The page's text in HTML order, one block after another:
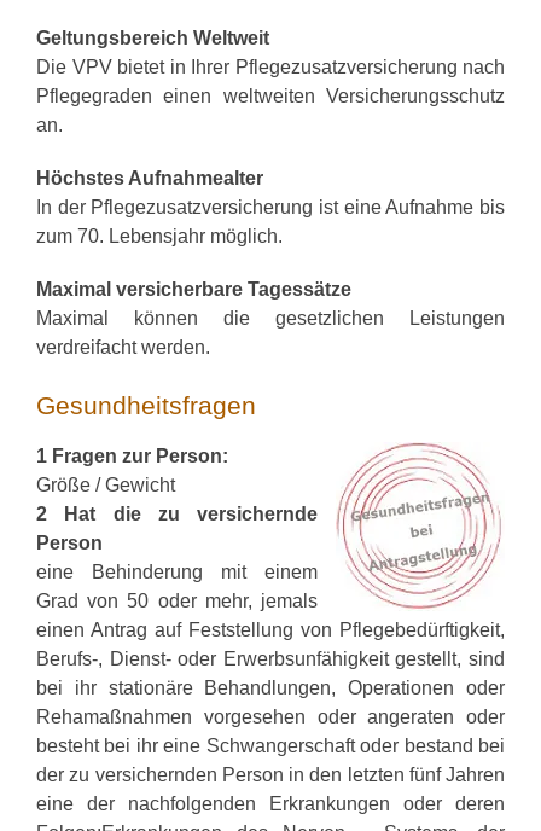
Geltungsbereich Weltweit
Die VPV bietet in Ihrer Pflegezusatzversicherung nach
Pflegegraden einen weltweiten Versicherungsschutz
an.
Höchstes Aufnahmealter
In der Pflegezusatzversicherung ist eine Aufnahme bis
zum 70. Lebensjahr möglich.
Maximal versicherbare Tagessätze
Maximal können die gesetzlichen Leistungen
verdreifacht werden.
Gesundheitsfragen
1 Fragen zur Person:
Größe / Gewicht
2 Hat die zu versichernde
Person
eine Behinderung mit einem
Grad von 50 oder mehr, jemals
einen Antrag auf Feststellung von Pflegebedürftigkeit,
Berufs-, Dienst- oder Erwerbsunfähigkeit gestellt, sind
bei ihr stationäre Behandlungen, Operationen oder
Rehamaßnahmen vorgesehen oder angeraten oder
besteht bei ihr eine Schwangerschaft oder bestand bei
der zu versichernden Person in den letzten fünf Jahren
eine der nachfolgenden Erkrankungen oder deren